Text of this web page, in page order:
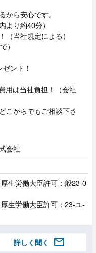
から安心です。
より約40分）
（当社規定による）
）
ント！
用は当社負担！（会社
こからでもご相談下さ
会社
生労働大臣許可：般23-0
生労働大臣許可：23-ユ-
詳しく聞く mail